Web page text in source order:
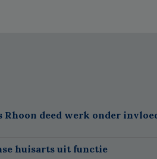
Rhoon deed werk onder
huisarts uit functie